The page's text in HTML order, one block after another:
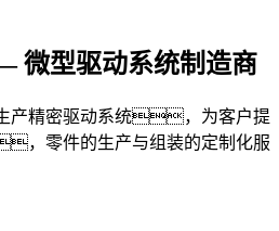
微型驱动系统制造商
精密驱动系统，为客户提
，零件的生产与组装的定制化服